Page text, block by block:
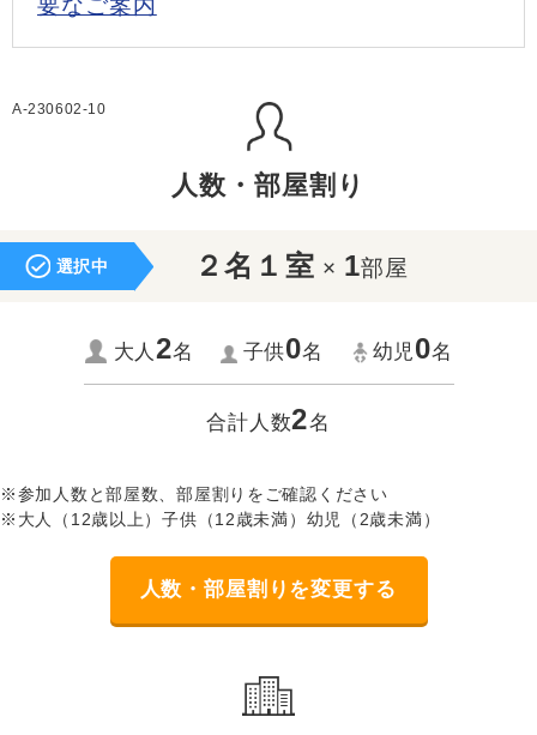
要なご案内
A-230602-10
人数・部屋割り
選択中 ２名１室 × 1部屋
大人2名 子供0名 幼児0名
合計人数2名
※参加人数と部屋数、部屋割りをご確認ください
※大人（12歳以上）子供（12歳未満）幼児（2歳未満）
人数・部屋割りを変更する